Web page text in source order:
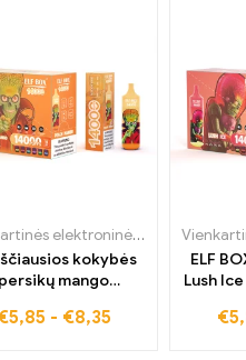
BOX RGB14000Vienkartinės elektroninės cigaretės ,
kokybės
persikų mango
elektronine
5,85 - €8,35
ELF
Lush
€